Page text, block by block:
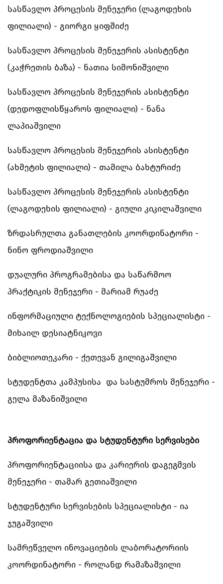
სასწავლო პროცესის მენეჯერი (ლაგოდეხის
ფილიალი) - გიორგი ყიფშიძე
სასწავლო პროცესის მენეჯერის ასისტენტი
(კაჭრეთის ბაზა) - ნათია სიმონიშვილი
სასწავლო პროცესის მენეჯერის ასისტენტი
(დედოფლისწყაროს ფილიალი) - ნანა
ლაპიაშვილი
სასწავლო პროცესის მენეჯერის ასისტენტი
(ახმეტის ფილიალი) - თამილა ბახტურიძე
სასწავლო პროცესის მენეჯერის ასისტენტი
(ლაგოდეხის ფილიალი) - გიული კიკილაშვილი
ზრდასრულთა განათლების კოორდინატორი -
ნინო ფროდიაშვილი
დუალური პროგრამებისა და საწარმოო
პრაქტიკის მენეჯერი - მარიამ რუაძე
ინფორმაციული ტექნოლოგიების სპეციალისტი -
მიხაილ დესიატნიკოვი
ბიბლიოთეკარი - ქეთევან გილიგაშვილი
სტუდენტთა კამპუსისა და სასტუმროს მენეჯერი -
გელა მაზანიშვილი
პროფორიენტაცია და სტუდენტური სერვისები
პროფორიენტაციისა და კარიერის დაგეგმვის
მენეჯერი - თამარ გეთიაშვილი
სტუდენტური სერვისების სპეციალისტი - ია
ჯუგაშვილი
სამრეწველო ინოვაციების ლაბორატორიის
კოორდინატორი - როლანდ რამაზაშვილი